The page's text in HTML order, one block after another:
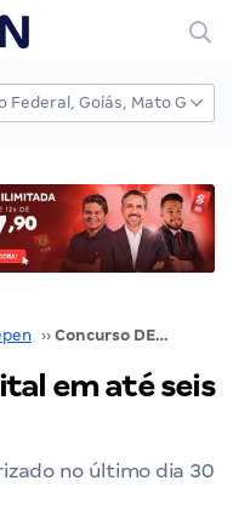
›› Concurso DEPEN: edital em até seis meses! VEJA!
em até seis
no último dia 30